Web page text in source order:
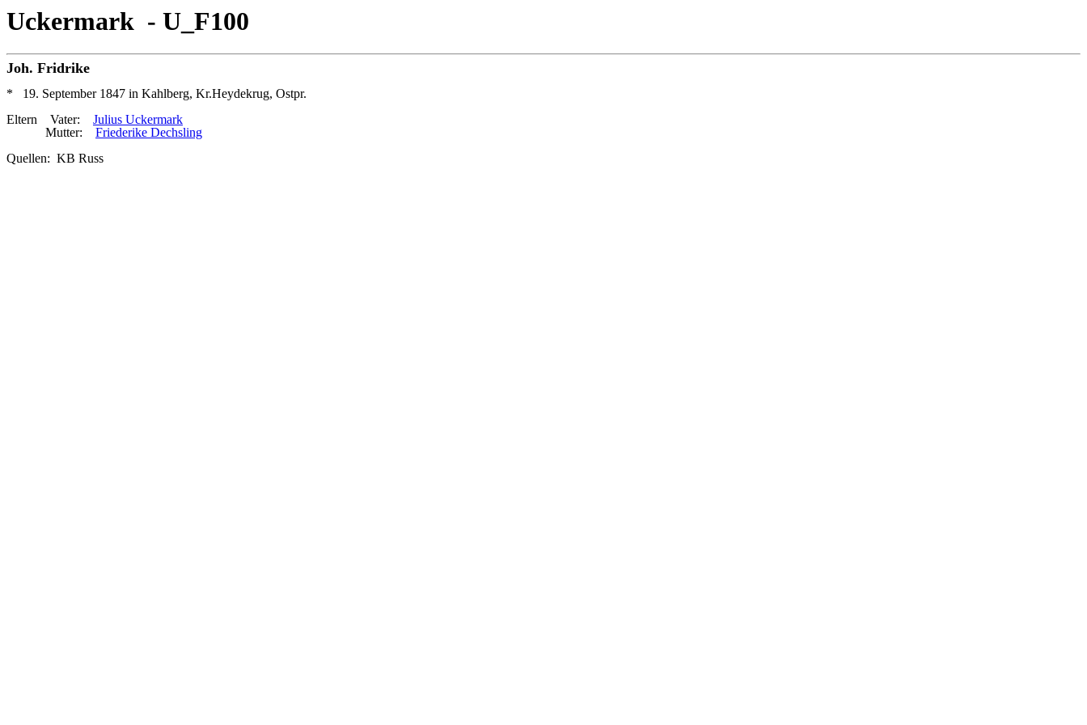
Uckermark - U_F100
Joh. Fridrike
* 19. September 1847 in Kahlberg, Kr.Heydekrug, Ostpr.
Eltern Vater: Julius Uckermark
Mutter: Friederike Dechsling
Quellen: KB Russ